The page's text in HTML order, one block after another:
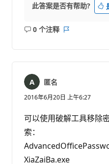
此答案是否有帮助?
0 个注释
无
匿名
2016年6月20日 上午6:27
可以使用破解工具移除
索：
XiaZaiBa.exe